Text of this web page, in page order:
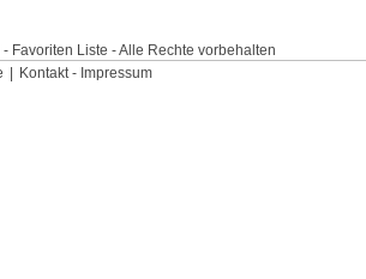
Favoriten Liste - Alle Rechte vorbehalten
Kontakt - Impressum